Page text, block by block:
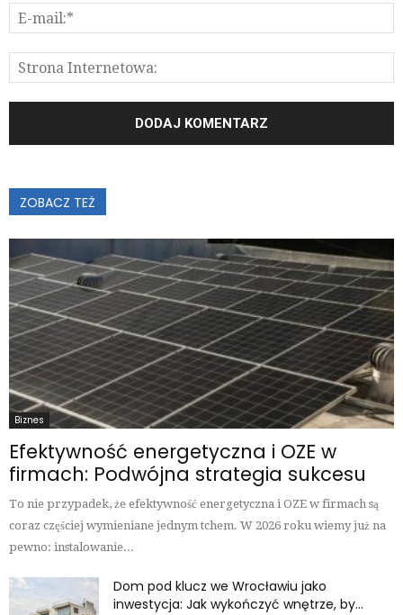
ZOBACZ TEŻ
Biznes
Efektywność energetyczna i OZE w
firmach: Podwójna strategia sukcesu
To nie przypadek, że efektywność energetyczna i OZE w firmach są
coraz częściej wymieniane jednym tchem. W 2026 roku wiemy już na
pewno: instalowanie...
Dom pod klucz we Wrocławiu jako
inwestycja: Jak wykończyć wnętrze, by...